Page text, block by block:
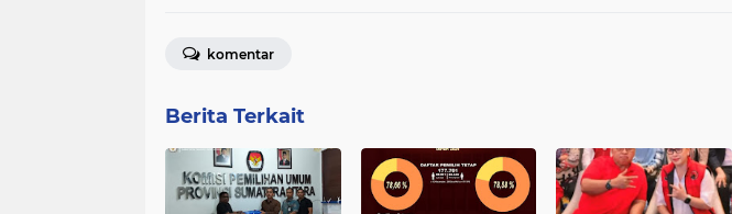
komentar
Berita Terkait